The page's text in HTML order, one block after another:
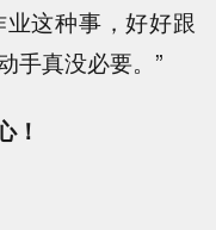
这种事，好好跟
手真没必要。”
！